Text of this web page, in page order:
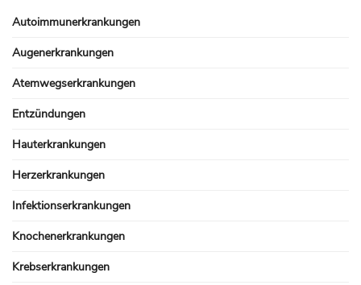
Autoimmunerkrankungen
Augenerkrankungen
Atemwegserkrankungen
Entzündungen
Hauterkrankungen
Herzerkrankungen
Infektionserkrankungen
Knochenerkrankungen
Krebserkrankungen